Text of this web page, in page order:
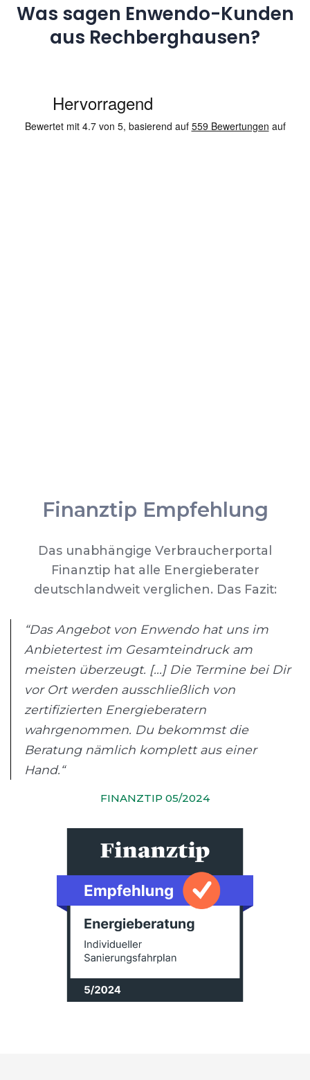
Was sagen Enwendo-Kunden
aus Rechberghausen?
Finanztip Empfehlung
Das unabhängige Verbraucherportal
Finanztip hat alle Energieberater
deutschlandweit verglichen. Das Fazit:
“Das Angebot von Enwendo hat uns im
Anbietertest im Gesamteindruck am
meisten überzeugt. [...] Die Termine bei Dir
vor Ort werden ausschließlich von
zertifizierten Energieberatern
wahrgenommen. Du bekommst die
Beratung nämlich komplett aus einer
Hand.“
FINANZTIP 05/2024